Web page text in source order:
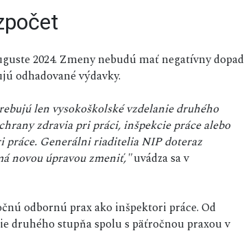
2024. Zmeny nebudú mať negatívny dopad
odhadované výdavky.
len vysokoškolské vzdelanie druhého
zdravia pri práci, inšpekcie práce alebo
práce. Generálni riaditelia NIP doteraz
novou úpravou zmeniť,"uvádza sa v
odbornú prax ako inšpektori práce. Od
druhého stupňa spolu s päťročnou praxou v